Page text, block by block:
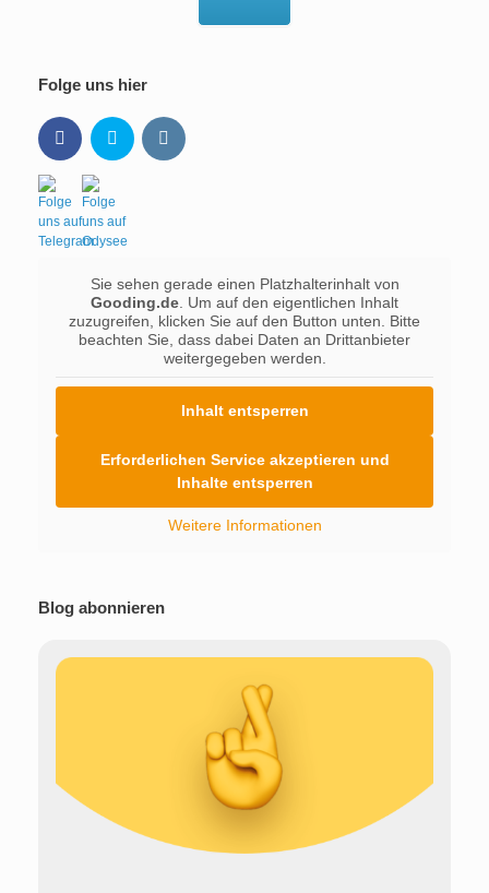
Folge uns hier
Sie sehen gerade einen Platzhalterinhalt von
Gooding.de . Um auf den eigentlichen Inhalt
zuzugreifen, klicken Sie auf den Button unten. Bitte
beachten Sie, dass dabei Daten an Drittanbieter
weitergegeben werden.
Inhalt entsperren
Erforderlichen Service akzeptieren und
Inhalte entsperren
Weitere Informationen
Blog abonnieren